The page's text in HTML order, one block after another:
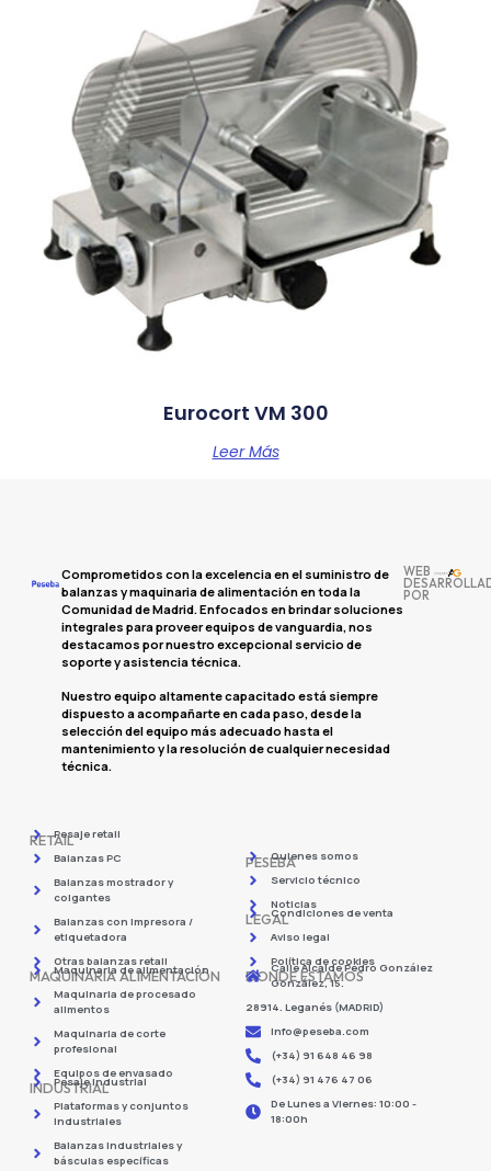
Eurocort VM 300
Leer Más
Comprometidos con la excelencia en el suministro de
balanzas y maquinaria de alimentación en toda la
Comunidad de Madrid. Enfocados en brindar soluciones
integrales para proveer equipos de vanguardia, nos
destacamos por nuestro excepcional servicio de
soporte y asistencia técnica.
Nuestro equipo altamente capacitado está siempre
dispuesto a acompañarte en cada paso, desde la
selección del equipo más adecuado hasta el
mantenimiento y la resolución de cualquier necesidad
técnica.
WEB
POR
RETAILPesaje retail
Balanzas PC
Balanzas mostrador y
colgantes
Balanzas con impresora /
etiquetadora
Otras balanzas retail
MAQUINARIA ALIMENTACIÓN
Maquinaria de alimentación
Maquinaria de procesado
alimentos
Maquinaria de corte
profesional
Equipos de envasado
INDUSTRIAL
Pesaje industrial
Plataformas y conjuntos
industriales
Balanzas industriales y
básculas específicas
PESEBAQuienes somos
Servicio técnico
Noticias
LEGALCondiciones de venta
Aviso legal
Política de cookies
DONDE ESTAMOS
Calle Alcalde Pedro González
González, 15.
28914. Leganés (MADRID)
info@peseba.com
(+34) 91 648 46 98
(+34) 91 476 47 06
De Lunes a Viernes: 10:00 -
18:00h